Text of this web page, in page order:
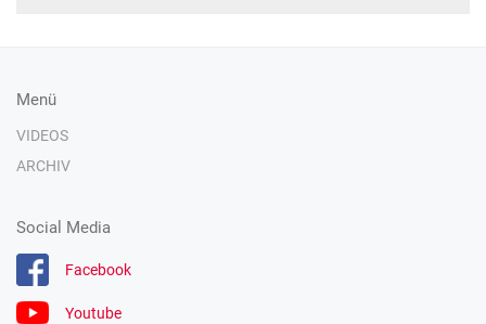
Menü
VIDEOS
ARCHIV
Social Media
Facebook
Youtube